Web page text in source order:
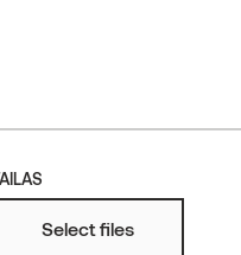
Select files